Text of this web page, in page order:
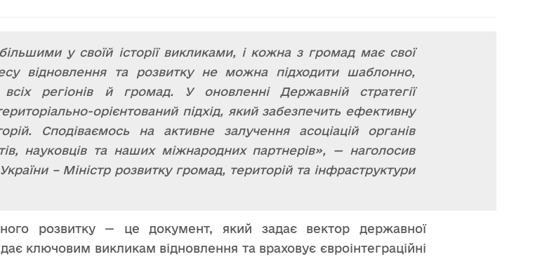
у своїй історії викликами, і кожна з громад має свої
відновлення та розвитку не можна підходити шаблонно,
регіонів й громад. У оновленні Державній стратегії
орієнтований підхід, який забезпечить ефективну
Сподіваємось на активне залучення асоціацій органів
науковців та наших міжнародних партнерів», — наголосив
– Міністр розвитку громад, територій та інфраструктури
розвитку — це документ, який задає вектор державної
ключовим викликам відновлення та враховує євроінтеграційні